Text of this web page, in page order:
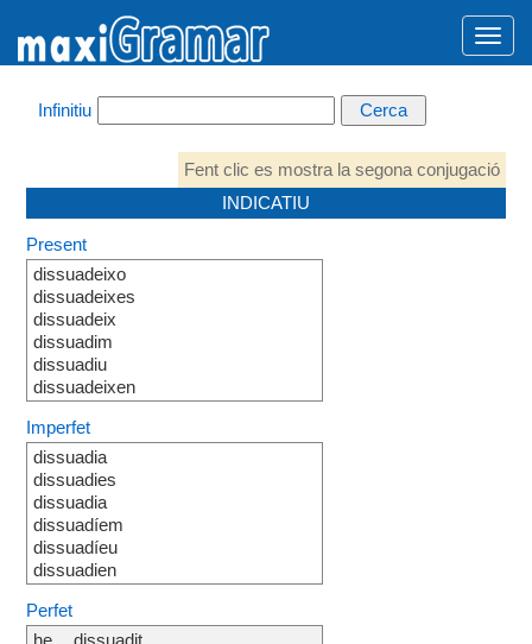
Infinitiu
Fent clic es mostra la segona conjugació
INDICATIU
Present
dissuadeixo
dissuadeixes
dissuadeix
dissuadim
dissuadiu
dissuadeixen
Imperfet
dissuadia
dissuadies
dissuadia
dissuadíem
dissuadíeu
dissuadien
Perfet
he
dissuadit